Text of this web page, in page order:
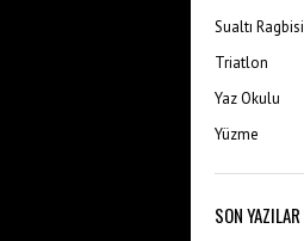
Sualtı Ragbisi
Triatlon
Yaz Okulu
Yüzme
SON YAZILAR